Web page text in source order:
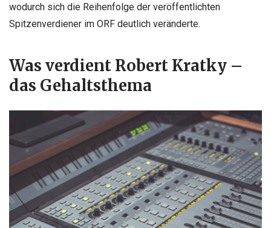
wodurch sich die Reihenfolge der veröffentlichten
Spitzenverdiener im ORF deutlich veränderte.
Was verdient Robert Kratky –
das Gehaltsthema